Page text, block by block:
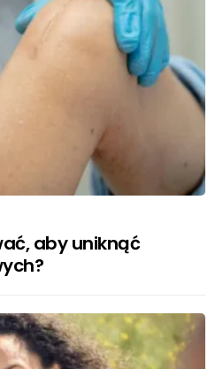
aby uniknąć